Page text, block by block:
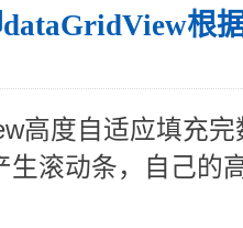
根
高度自适应填充
生滚动条，自己的